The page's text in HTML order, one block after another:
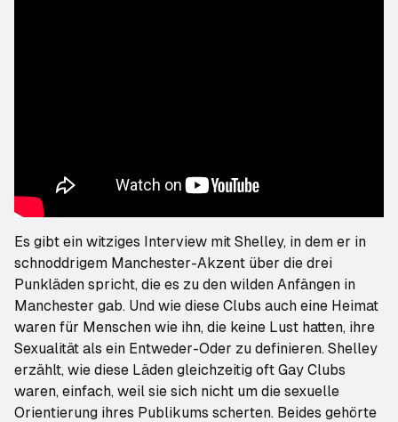
Es gibt ein witziges Interview mit Shelley, in dem er in
schnoddrigem Manchester-Akzent über die drei
Punkläden spricht, die es zu den wilden Anfängen in
Manchester gab. Und wie diese Clubs auch eine Heimat
waren für Menschen wie ihn, die keine Lust hatten, ihre
Sexualität als ein Entweder-Oder zu definieren. Shelley
erzählt, wie diese Läden gleichzeitig oft Gay Clubs
waren, einfach, weil sie sich nicht um die sexuelle
Orientierung ihres Publikums scherten. Beides gehörte